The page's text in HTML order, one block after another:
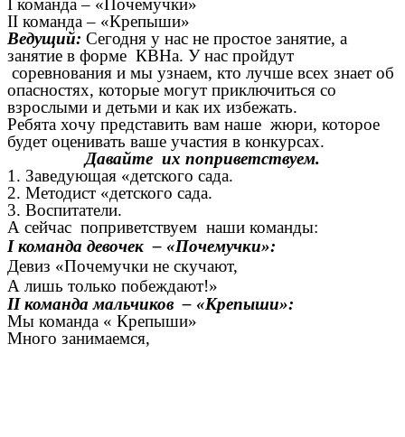
I команда – «Почемучки»
II команда – «Крепыши»
Ведущий: Сегодня у нас не простое занятие, а
занятие в форме КВНа. У нас пройдут
соревнования и мы узнаем, кто лучше всех знает об
опасностях, которые могут приключиться со
взрослыми и детьми и как их избежать.
Ребята хочу представить вам наше жюри, которое
будет оценивать ваше участия в конкурсах.
Давайте их поприветствуем.
1. Заведующая «детского сада.
2. Методист «детского сада.
3. Воспитатели.
А сейчас поприветствуем наши команды:
I команда девочек – «Почемучки»:
Девиз «Почемучки не скучают,
А лишь только побеждают!»
II команда мальчиков – «Крепыши»:
Мы команда « Крепыши»
Много занимаемся,